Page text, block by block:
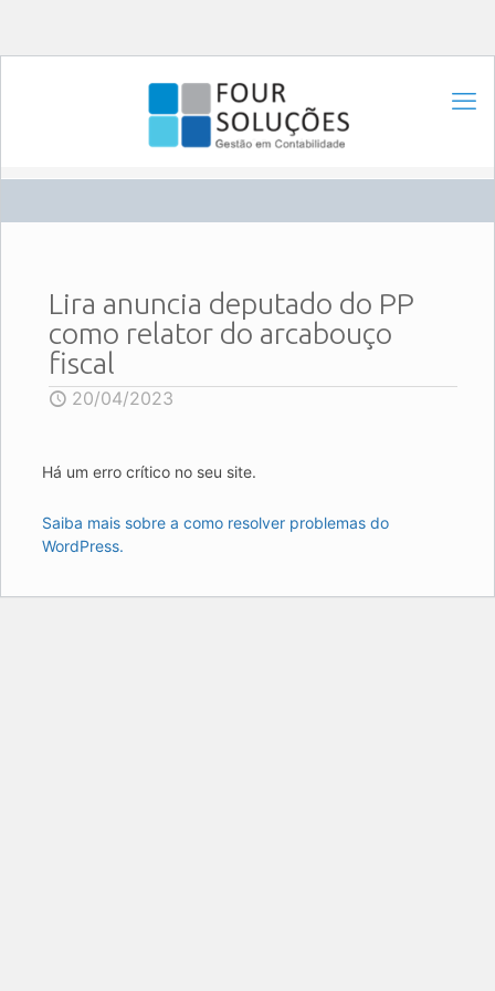
Lira anuncia deputado do PP
como relator do arcabouço
fiscal
20/04/2023
Há um erro crítico no seu site.
Saiba mais sobre a como resolver problemas do
WordPress.